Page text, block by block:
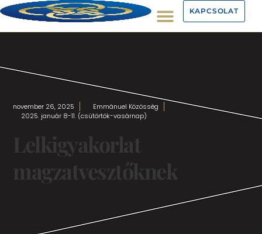
KAPCSOLAT
november 26, 2025
Emmánuel Közösség
2025. január 8-11. (csütörtök-vasárnap)
Lelkigyakorlat
magzatvesztőknek